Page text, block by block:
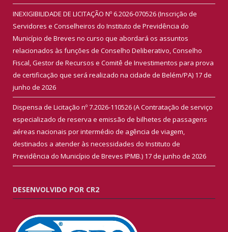
INEXIGIBILIDADE DE LICITAÇÃO Nº 6.2026-070526 (Inscrição de
Servidores e Conselheiros do Instituto de Previdência do
Município de Breves no curso que abordará os assuntos
relacionados às funções de Conselho Deliberativo, Conselho
Fiscal, Gestor de Recursos e Comitê de Investimentos para prova
de certificação que será realizado na cidade de Belém/PA) 17 de
junho de 2026
Dispensa de Licitação nº 7.2026-110526 (A Contratação de serviço
especializado de reserva e emissão de bilhetes de passagens
aéreas nacionais por intermédio de agência de viagem,
destinados a atender às necessidades do Instituto de
Previdência do Município de Breves IPMB.) 17 de junho de 2026
DESENVOLVIDO POR CR2